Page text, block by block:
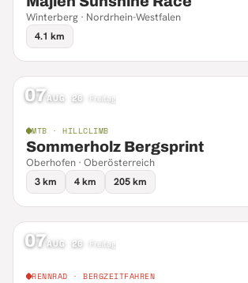
Winterberg · Nordrhein-Westfalen
4.1 km
07AUG 26 Freitag
MTB · HILLCLIMB
Sommerholz Bergsprint
Oberhofen · Oberösterreich
3 km
4 km 205 km
07AUG 26 Freitag
RENNRAD · BERGZEITFAHREN